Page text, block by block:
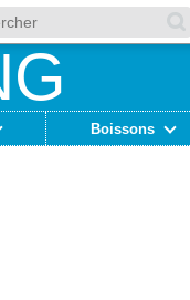
Boissons